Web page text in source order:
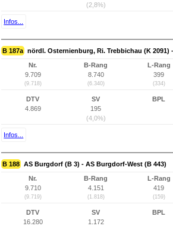
(2,8%)
Infos...
B 187a nördl. Osternienburg, Ri. Trebbichau (K 2091)
Nr.
9.709
(9.718)
B-Rang
8.740
(6.340)
L-Rang
399
(334)
DTV
4.869
SV
195
(4,0%)
BPL
Infos...
B 188 AS Burgdorf (B 3) - AS Burgdorf-West (B 443)
Nr.
9.710
(9.719)
B-Rang
4.151
(1.818)
L-Rang
419
(159)
DTV
16.280
SV
1.172
BPL